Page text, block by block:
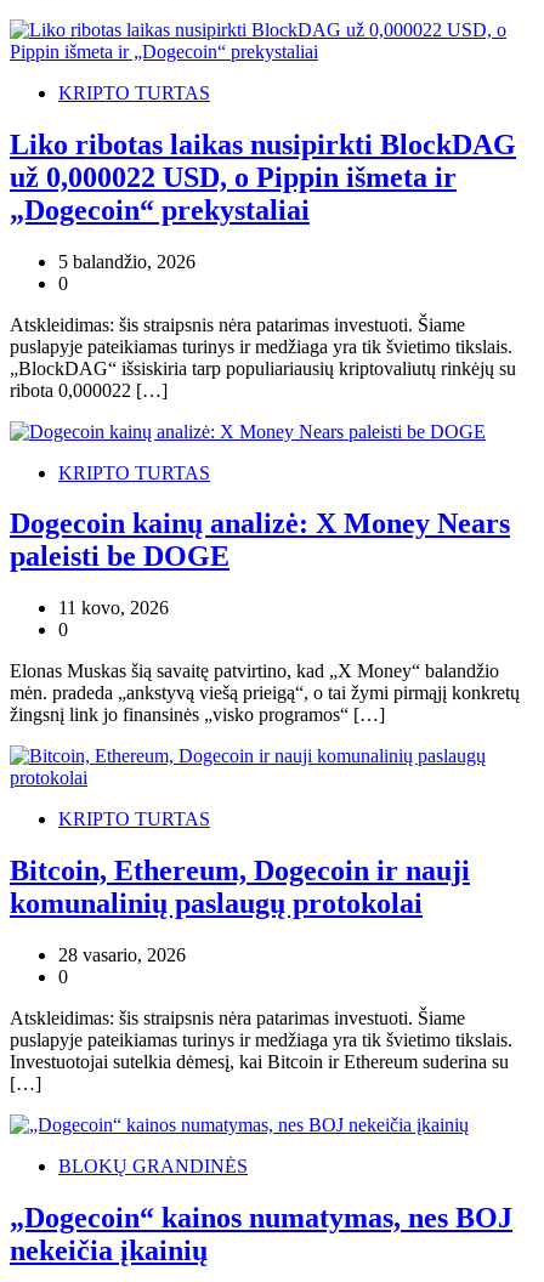
KRIPTO TURTAS
Liko ribotas laikas nusipirkti BlockDAG
už 0,000022 USD, o Pippin išmeta ir
„Dogecoin“ prekystaliai
5 balandžio, 2026
0
Atskleidimas: šis straipsnis nėra patarimas investuoti. Šiame
puslapyje pateikiamas turinys ir medžiaga yra tik švietimo tikslais.
„BlockDAG“ išsiskiria tarp populiariausių kriptovaliutų rinkėjų su
ribota 0,000022 […]
KRIPTO TURTAS
Dogecoin kainų analizė: X Money Nears
paleisti be DOGE
11 kovo, 2026
0
Elonas Muskas šią savaitę patvirtino, kad „X Money“ balandžio
mėn. pradeda „ankstyvą viešą prieigą“, o tai žymi pirmąjį konkretų
žingsnį link jo finansinės „visko programos“ […]
KRIPTO TURTAS
Bitcoin, Ethereum, Dogecoin ir nauji
komunalinių paslaugų protokolai
28 vasario, 2026
0
Atskleidimas: šis straipsnis nėra patarimas investuoti. Šiame
puslapyje pateikiamas turinys ir medžiaga yra tik švietimo tikslais.
Investuotojai sutelkia dėmesį, kai Bitcoin ir Ethereum suderina su
[…]
BLOKŲ GRANDINĖS
„Dogecoin“ kainos numatymas, nes BOJ
nekeičia įkainių